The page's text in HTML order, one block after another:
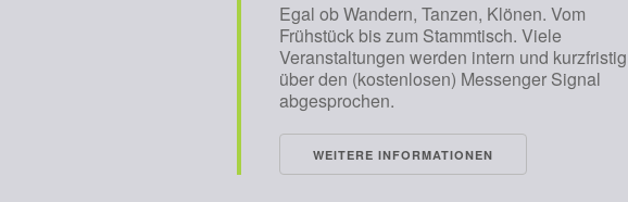
Egal ob Wandern, Tanzen, Klönen. Vom
Frühstück bis zum Stammtisch. Viele
Veranstaltungen werden intern und kurzfristig
über den (kostenlosen) Messenger Signal
abgesprochen.
WEITERE INFORMATIONEN